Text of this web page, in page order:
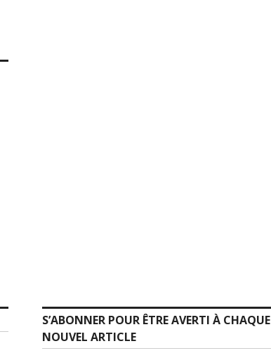
S’ABONNER POUR ÊTRE AVERTI À CHAQUE
NOUVEL ARTICLE